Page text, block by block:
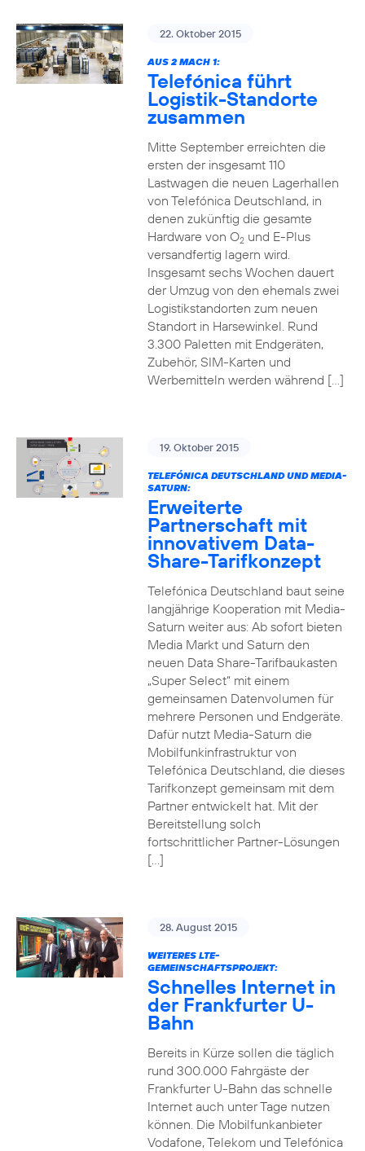
22. Oktober 2015
AUS 2 MACH 1:
Telefónica führt
Logistik-Standorte
zusammen
Mitte September erreichten die
ersten der insgesamt 110
Lastwagen die neuen Lagerhallen
von Telefónica Deutschland, in
denen zukünftig die gesamte
Hardware von O2und E-Plus
versandfertig lagern wird.
Insgesamt sechs Wochen dauert
der Umzug von den ehemals zwei
Logistikstandorten zum neuen
Standort in Harsewinkel. Rund
3.300 Paletten mit Endgeräten,
Zubehör, SIM-Karten und
Werbemitteln werden während […]
19. Oktober 2015
TELEFÓNICA DEUTSCHLAND UND MEDIA-
SATURN:
Erweiterte
Partnerschaft mit
innovativem Data-
Share-Tarifkonzept
Telefónica Deutschland baut seine
langjährige Kooperation mit Media-
Saturn weiter aus: Ab sofort bieten
Media Markt und Saturn den
neuen Data Share-Tarifbaukasten
„Super Select“ mit einem
gemeinsamen Datenvolumen für
mehrere Personen und Endgeräte.
Dafür nutzt Media-Saturn die
Mobilfunkinfrastruktur von
Telefónica Deutschland, die dieses
Tarifkonzept gemeinsam mit dem
Partner entwickelt hat. Mit der
Bereitstellung solch
fortschrittlicher Partner-Lösungen
[…]
28. August 2015
WEITERES LTE-
GEMEINSCHAFTSPROJEKT:
Schnelles Internet in
der Frankfurter U-
Bahn
Bereits in Kürze sollen die täglich
rund 300.000 Fahrgäste der
Frankfurter U-Bahn das schnelle
Internet auch unter Tage nutzen
können. Die Mobilfunkanbieter
Vodafone, Telekom und Telefónica